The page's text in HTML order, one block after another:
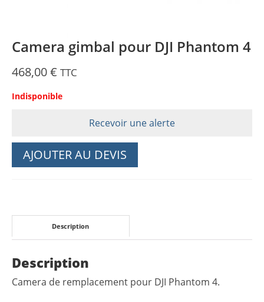
Camera gimbal pour DJI Phantom 4
468,00€ TTC
Indisponible
Recevoir une alerte
AJOUTER AU DEVIS
Description
Description
Camera de remplacement pour DJI Phantom 4.